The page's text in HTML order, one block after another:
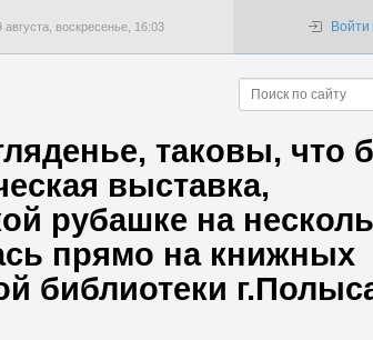
августа, воскресенье, 16:03 Войти
таковы, что
выставка,
рубашке на
прямо на книжных
библиотеки